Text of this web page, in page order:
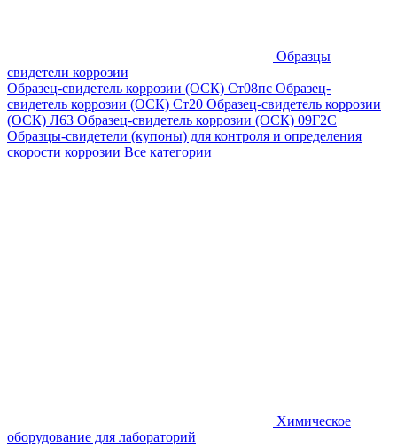
Образцы
свидетели коррозии
Образец-свидетель коррозии (ОСК) Ст08пс Образец-
свидетель коррозии (ОСК) Ст20 Образец-свидетель коррозии
(ОСК) Л63 Образец-свидетель коррозии (ОСК) 09Г2С
Образцы-свидетели (купоны) для контроля и определения
скорости коррозии Все категории
Химическое
оборудование для лабораторий